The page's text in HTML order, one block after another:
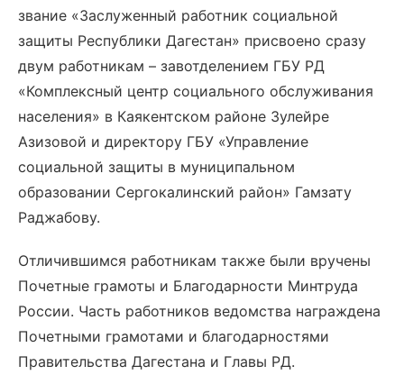
звание «Заслуженный работник социальной
защиты Республики Дагестан» присвоено сразу
двум работникам – завотделением ГБУ РД
«Комплексный центр социального обслуживания
населения» в Каякентском районе Зулейре
Азизовой и директору ГБУ «Управление
социальной защиты в муниципальном
образовании Сергокалинский район» Гамзату
Раджабову.
Отличившимся работникам также были вручены
Почетные грамоты и Благодарности Минтруда
России. Часть работников ведомства награждена
Почетными грамотами и благодарностями
Правительства Дагестана и Главы РД.